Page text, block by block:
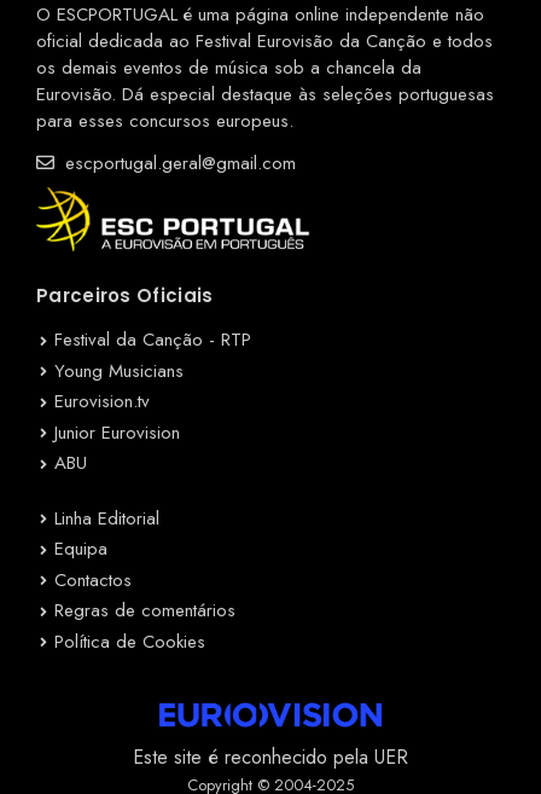
O ESCPORTUGAL é uma página online independente não
oficial dedicada ao Festival Eurovisão da Canção e todos
os demais eventos de música sob a chancela da
Eurovisão. Dá especial destaque às seleções portuguesas
para esses concursos europeus.
escportugal.geral@gmail.com
Parceiros Oficiais
Festival da Canção - RTP
Young Musicians
Eurovision.tv
Junior Eurovision
ABU
Linha Editorial
Equipa
Contactos
Regras de comentários
Política de Cookies
Este site é reconhecido pela UER
Copyright © 2004-2025